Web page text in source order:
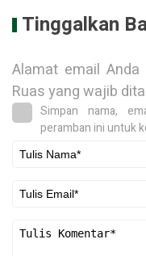
Tinggalkan
Alamat email
Ruas yang wajib
Simpan nama,
peramban ini untuk